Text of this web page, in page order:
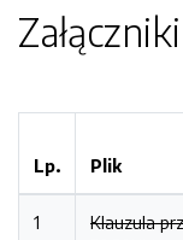
Lp. Plik
1
Klauzula